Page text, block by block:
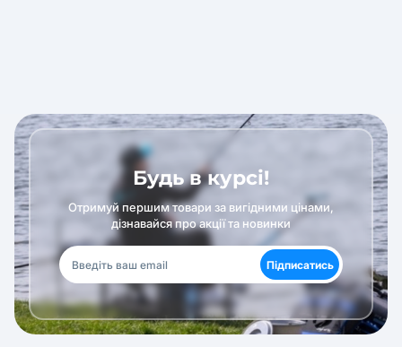
Будь в курсі!
Отримуй першим товари за вигідними цінами,
дізнавайся про акції та новинки
Підписатись